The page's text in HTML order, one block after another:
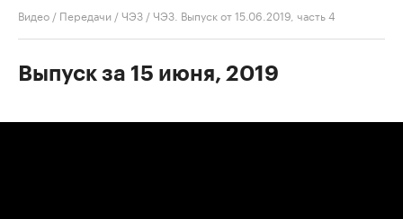
Видео / Передачи /ЧЭЗ /ЧЭЗ. Выпуск от 15.06.2019, часть 4
Выпуск за 15 июня, 2019